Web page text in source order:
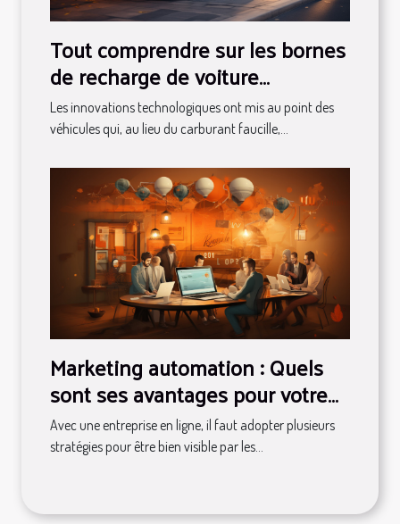
Tout comprendre sur les bornes
de recharge de voiture
électrique
Les innovations technologiques ont mis au point des
véhicules qui, au lieu du carburant faucille,...
Marketing automation : Quels
sont ses avantages pour votre
entreprise ?
Avec une entreprise en ligne, il faut adopter plusieurs
stratégies pour être bien visible par les...